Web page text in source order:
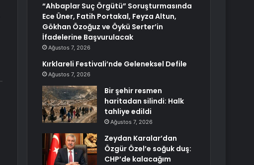
“Ahbaplar Suç Örgütü” Soruşturmasında
Ece Üner, Fatih Portakal, Feyza Altun,
Gökhan Özoğuz ve Öykü Serter’in
İfadelerine Başvurulacak
Ağustos 7, 2026
Kırklareli Festivali’nde Geleneksel Defile
Ağustos 7, 2026
Bir şehir resmen
haritadan silindi: Halk
tahliye edildi
Ağustos 7, 2026
Zeydan Karalar’dan
Özgür Özel’e soğuk duş:
CHP’de kalacağım